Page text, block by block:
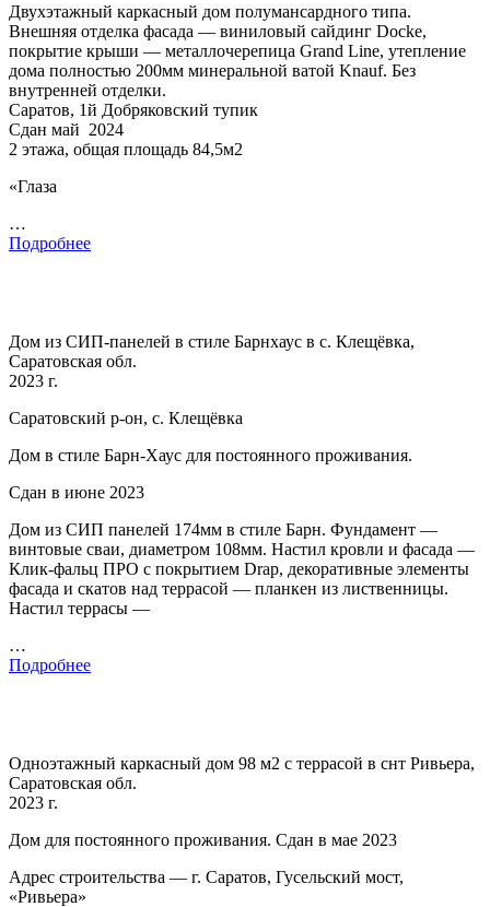
Двухэтажный каркасный дом полумансардного типа.
Внешняя отделка фасада — виниловый сайдинг Docke,
покрытие крыши — металлочерепица Grand Line, утепление
дома полностью 200мм минеральной ватой Knauf. Без
внутренней отделки.
Саратов, 1й Добряковский тупик
Сдан май 2024
2 этажа, общая площадь 84,5м2
«Глаза
…
Подробнее
Дом из СИП-панелей в стиле Барнхаус в с. Клещёвка,
Саратовская обл.
2023 г.
Саратовский р-он, с. Клещёвка
Дом в стиле Барн-Хаус для постоянного проживания.
Сдан в июне 2023
Дом из СИП панелей 174мм в стиле Барн. Фундамент —
винтовые сваи, диаметром 108мм. Настил кровли и фасада —
Клик-фальц ПРО с покрытием Drap, декоративные элементы
фасада и скатов над террасой — планкен из лиственницы.
Настил террасы —
…
Подробнее
Одноэтажный каркасный дом 98 м2 с террасой в снт Ривьера,
Саратовская обл.
2023 г.
Дом для постоянного проживания. Сдан в мае 2023
Адрес строительства — г. Саратов, Гусельский мост,
«Ривьера»